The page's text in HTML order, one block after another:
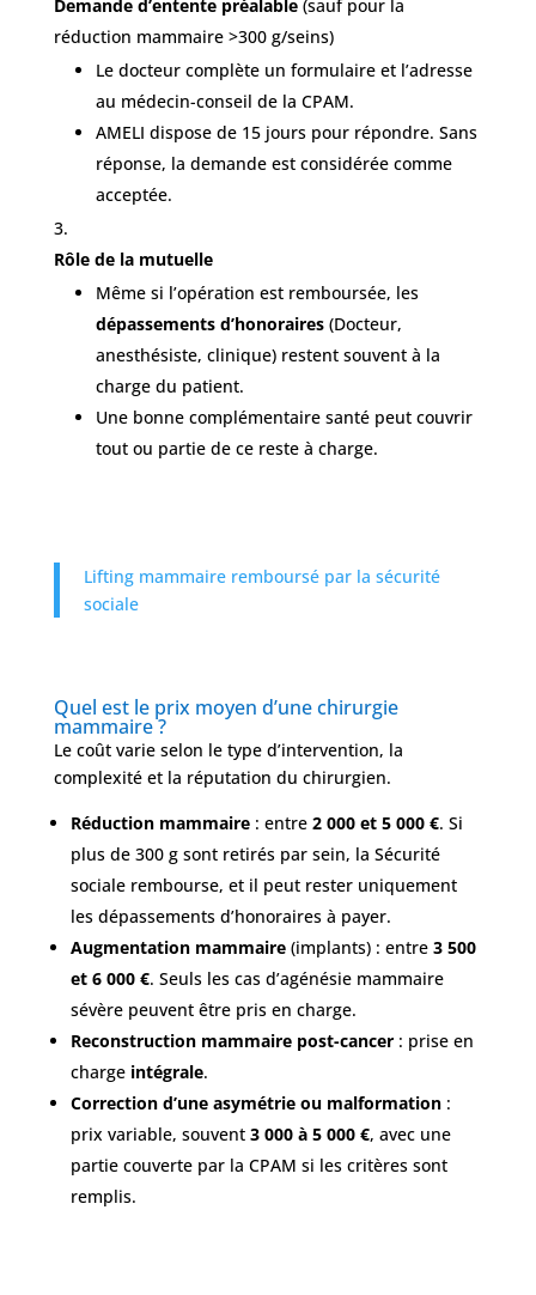
Demande d’entente préalable(sauf pour la
réduction mammaire >300 g/seins)
Le docteur complète un formulaire et l’adresse
au médecin-conseil de la CPAM.
AMELI dispose de 15 jours pour répondre. Sans
réponse, la demande est considérée comme
acceptée.
Rôle de la mutuelle
Même si l’opération est remboursée, les
dépassements d’honoraires(Docteur,
anesthésiste, clinique) restent souvent à la
charge du patient.
Une bonne complémentaire santé peut couvrir
tout ou partie de ce reste à charge.
Lifting mammaire remboursé par la sécurité
sociale
Quel est le prix moyen d’une chirurgie
mammaire ?
Le coût varie selon le type d’intervention, la
complexité et la réputation du chirurgien.
Réduction mammaire: entre 2 000 et 5 000 €. Si
plus de 300 g sont retirés par sein, la Sécurité
sociale rembourse, et il peut rester uniquement
les dépassements d’honoraires à payer.
Augmentation mammaire(implants) : entre 3 500
et 6 000 €. Seuls les cas d’agénésie mammaire
sévère peuvent être pris en charge.
Reconstruction mammaire post-cancer: prise en
charge intégrale.
Correction d’une asymétrie ou malformation:
prix variable, souvent 3 000 à 5 000 €, avec une
partie couverte par la CPAM si les critères sont
remplis.